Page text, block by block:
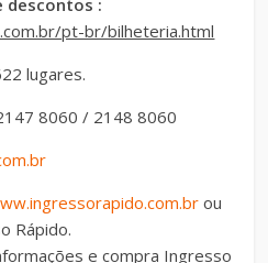
pt-br/bilheteria.html
lugares.
8060 / 2148 8060
ou
Rápido.
e compra Ingresso